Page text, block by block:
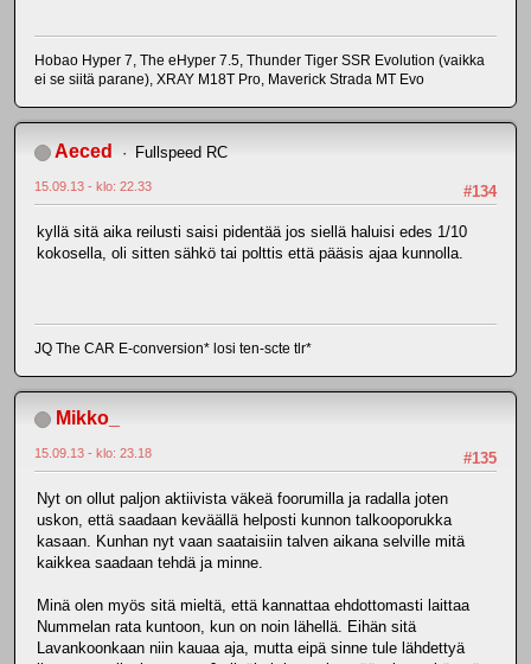
Hobao Hyper 7, The eHyper 7.5, Thunder Tiger SSR Evolution (vaikka
ei se siitä parane), XRAY M18T Pro, Maverick Strada MT Evo
Aeced Fullspeed RC
#134
15.09.13 - klo: 22.33
kyllä sitä aika reilusti saisi pidentää jos siellä haluisi edes 1/10
kokosella, oli sitten sähkö tai polttis että pääsis ajaa kunnolla.
JQ The CAR E-conversion* losi ten-scte tlr*
Mikko_
#135
15.09.13 - klo: 23.18
Nyt on ollut paljon aktiivista väkeä foorumilla ja radalla joten
uskon, että saadaan keväällä helposti kunnon talkooporukka
kasaan. Kunhan nyt vaan saataisiin talven aikana selville mitä
kaikkea saadaan tehdä ja minne.
Minä olen myös sitä mieltä, että kannattaa ehdottomasti laittaa
Nummelan rata kuntoon, kun on noin lähellä. Eihän sitä
Lavankoonkaan niin kauaa aja, mutta eipä sinne tule lähdettyä